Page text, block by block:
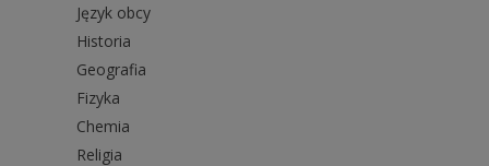
Język obcy
Historia
Geografia
Fizyka
Chemia
Religia